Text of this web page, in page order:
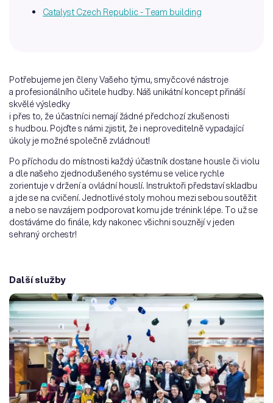
Catalyst Czech Republic - Team building
Potřebujeme jen členy Vašeho týmu, smyčcové nástroje
a profesionálního učitele hudby. Náš unikátní koncept přináší
skvělé výsledky
i přes to, že účastníci nemají žádné předchozí zkušenosti
s hudbou. Pojďte s námi zjistit, že i neproveditelně vypadající
úkoly je možné společně zvládnout!
Po příchodu do místnosti každý účastník dostane housle či violu
a dle našeho zjednodušeného systému se velice rychle
zorientuje v držení a ovládní houslí. Instruktoři představí skladbu
a jde se na cvičení. Jednotlivé stoly mohou mezi sebou soutěžit
a nebo se navzájem podporovat komu jde trénink lépe. To už se
dostáváme do finále, kdy nakonec všichni souznějí v jeden
sehraný orchestr!
Další služby